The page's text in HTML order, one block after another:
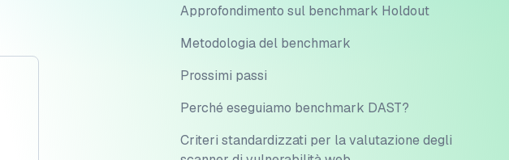
Approfondimento sul benchmark Holdout
Metodologia del benchmark
Prossimi passi
Perché eseguiamo benchmark DAST?
Criteri standardizzati per la valutazione degli